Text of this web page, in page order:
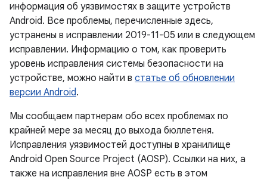
информация об уязвимостях в защите устройств
Android. Все проблемы, перечисленные здесь,
устранены в исправлении 2019-11-05 или в следующем
исправлении. Информацию о том, как проверить
уровень исправления системы безопасности на
устройстве, можно найти в статье об обновлении
версии Android.
Мы сообщаем партнерам обо всех проблемах по
крайней мере за месяц до выхода бюллетеня.
Исправления уязвимостей доступны в хранилище
Android Open Source Project (AOSP). Ссылки на них, а
также на исправления вне AOSP есть в этом